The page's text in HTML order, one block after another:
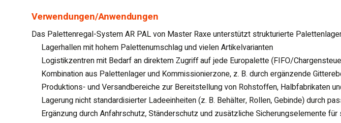
Verwendungen/Anwendungen
Das Palettenregal-System AR PAL von Master Raxe unterstützt strukturierte
Lagerhallen mit hohem Palettenumschlag und vielen Artikelvarianten
Logistikzentren mit Bedarf an direktem Zugriff auf jede Europalette (FIFO/
Kombination aus Palettenlager und Kommissionierzone, z. B. durch ergänzende
Produktions- und Versandbereiche zur Bereitstellung von Rohstoffen, Halbfabrikaten
Lagerung nicht standardisierter Ladeeinheiten (z. B. Behälter, Rollen, Gebinde) durch
Ergänzung durch Anfahrschutz, Ständerschutz und zusätzliche Sicherungselemente